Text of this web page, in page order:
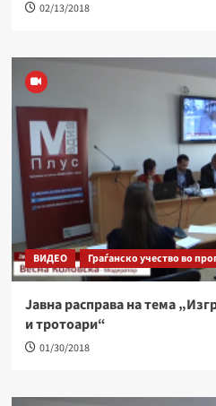
02/13/2018
ВИДЕО Граѓанско учество во
Јавна расправа на тема
и тротоари“
01/30/2018